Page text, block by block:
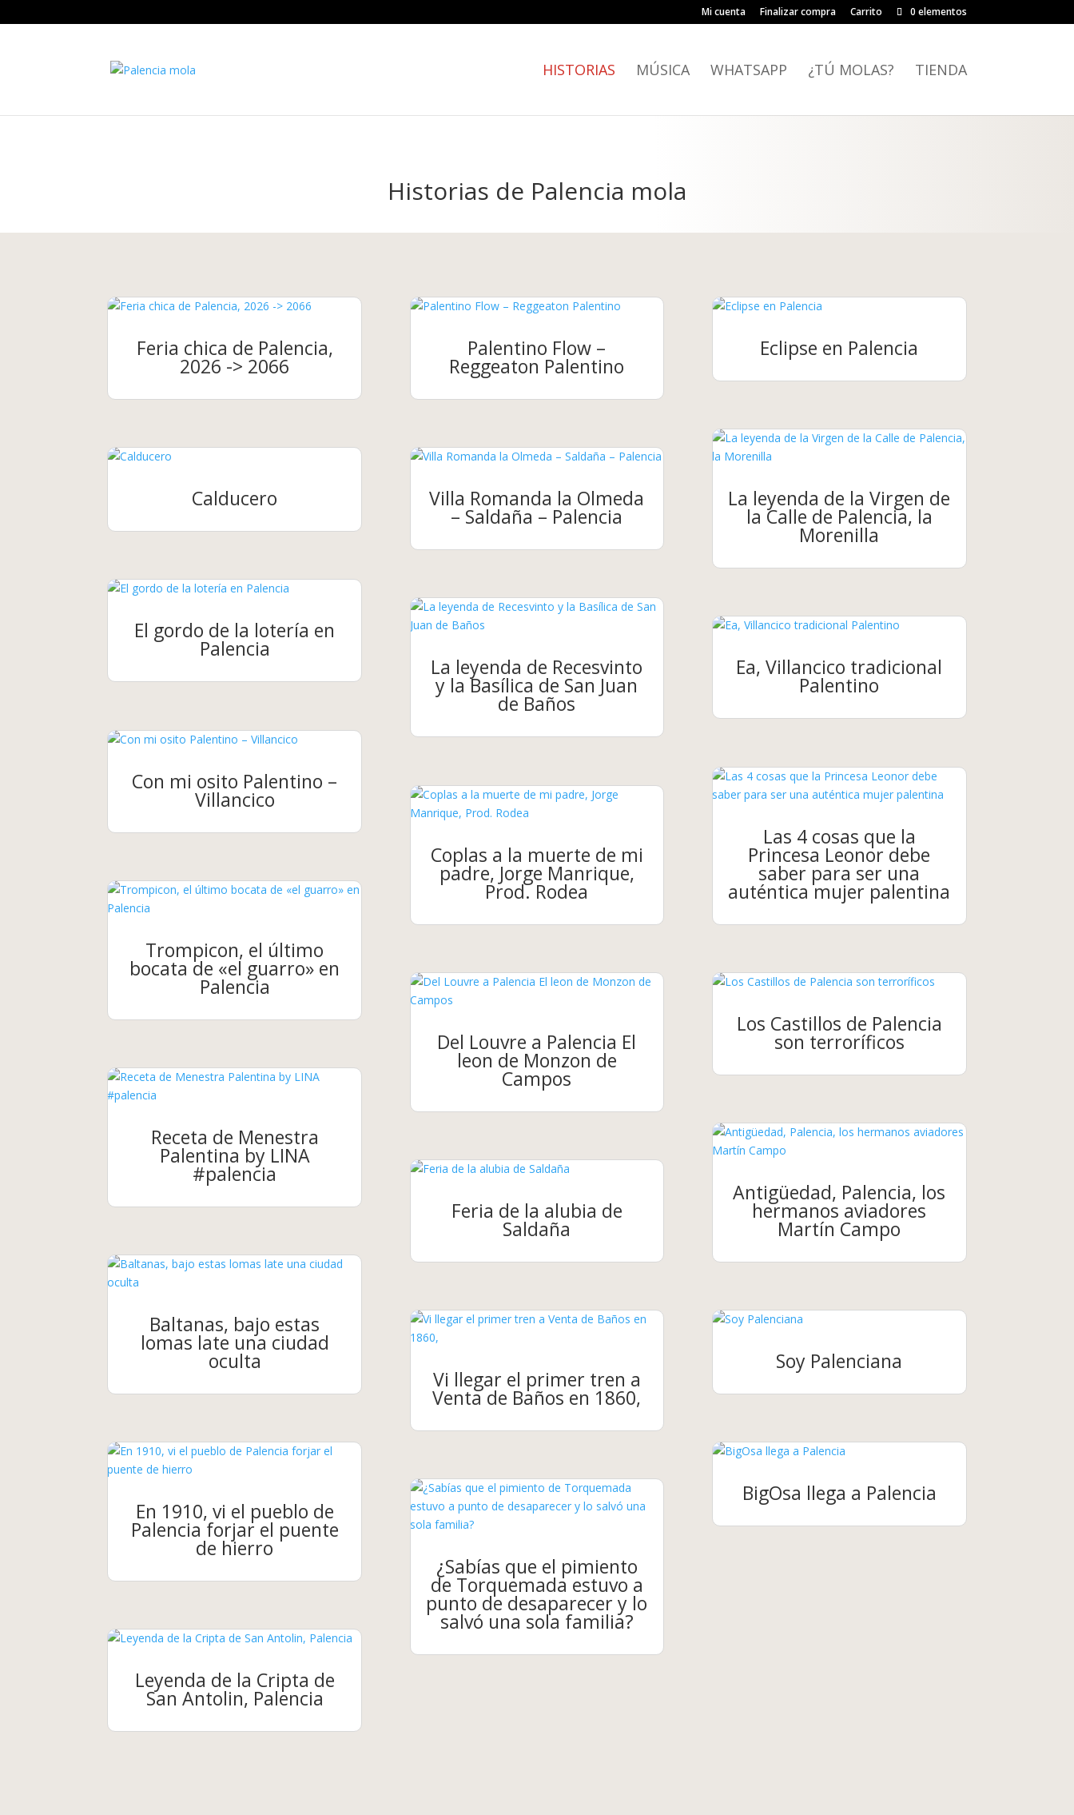
Mi cuenta Finalizar compra Carrito 0 elementos
HISTORIAS MÚSICA WHATSAPP ¿TÚ MOLAS? TIENDA
Historias de Palencia mola
Feria chica de Palencia,
2026 -> 2066
Calducero
El gordo de la lotería en
Palencia
Con mi osito Palentino –
Villancico
Trompicon, el último
bocata de «el guarro» en
Palencia
Receta de Menestra
Palentina by LINA
#palencia
Baltanas, bajo estas
lomas late una ciudad
oculta
En 1910, vi el pueblo de
Palencia forjar el puente
de hierro
Leyenda de la Cripta de
San Antolin, Palencia
Palentino Flow –
Reggeaton Palentino
Villa Romanda la Olmeda
– Saldaña – Palencia
La leyenda de Recesvinto
y la Basílica de San Juan
de Baños
Coplas a la muerte de mi
padre, Jorge Manrique,
Prod. Rodea
Del Louvre a Palencia El
leon de Monzon de
Campos
Feria de la alubia de
Saldaña
Vi llegar el primer tren a
Venta de Baños en 1860,
¿Sabías que el pimiento
de Torquemada estuvo a
punto de desaparecer y lo
salvó una sola familia?
Eclipse en Palencia
La leyenda de la Virgen de
la Calle de Palencia, la
Morenilla
Ea, Villancico tradicional
Palentino
Las 4 cosas que la
Princesa Leonor debe
saber para ser una
auténtica mujer palentina
Los Castillos de Palencia
son terroríficos
Antigüedad, Palencia, los
hermanos aviadores
Martín Campo
Soy Palenciana
BigOsa llega a Palencia